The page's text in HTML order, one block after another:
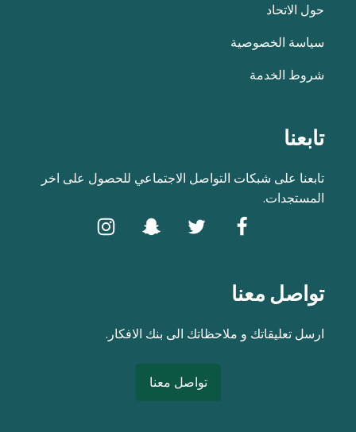
حول الاتحاد
سياسة الخصوصية
شروط الخدمة
تابعنا
تابعنا على شبكات التواصل الاجتماعي للحصول على اخر
المستجدات.
تواصل معنا
ارسل تعليقاتك و ملاحظاتك الى بنك الافكار.
تواصل معنا